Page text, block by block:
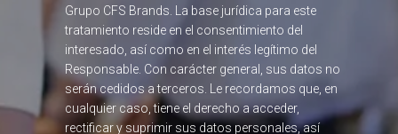
Grupo CFS Brands. La base jurídica para este
tratamiento reside en el consentimiento del
interesado, así como en el interés legítimo del
Responsable. Con carácter general, sus datos no
serán cedidos a terceros. Le recordamos que, en
cualquier caso, tiene el derecho a acceder,
rectificar y suprimir sus datos personales, así